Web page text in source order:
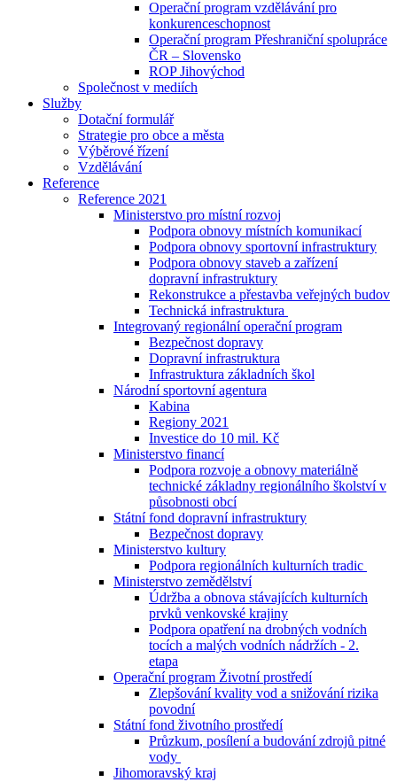
Operační program vzdělávání pro
konkurenceschopnost
Operační program Přeshraniční spolupráce
ČR – Slovensko
ROP Jihovýchod
Společnost v mediích
Služby
Dotační formulář
Strategie pro obce a města
Výběrové řízení
Vzdělávání
Reference
Reference 2021
Ministerstvo pro místní rozvoj
Podpora obnovy místních komunikací
Podpora obnovy sportovní infrastruktury
Podpora obnovy staveb a zařízení
dopravní infrastruktury
Rekonstrukce a přestavba veřejných budov
Technická infrastruktura
Integrovaný regionální operační program
Bezpečnost dopravy
Dopravní infrastruktura
Infrastruktura základních škol
Národní sportovní agentura
Kabina
Regiony 2021
Investice do 10 mil. Kč
Ministerstvo financí
Podpora rozvoje a obnovy materiálně
technické základny regionálního školství v
působnosti obcí
Státní fond dopravní infrastruktury
Bezpečnost dopravy
Ministerstvo kultury
Podpora regionálních kulturních tradic
Ministerstvo zemědělství
Údržba a obnova stávajících kulturních
prvků venkovské krajiny
Podpora opatření na drobných vodních
tocích a malých vodních nádržích - 2.
etapa
Operační program Životní prostředí
Zlepšování kvality vod a snižování rizika
povodní
Státní fond životního prostředí
Průzkum, posílení a budování zdrojů pitné
vody
Jihomoravský kraj